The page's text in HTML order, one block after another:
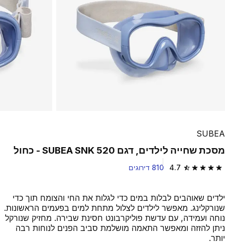
SUBEA
מסכת שחייה לילדים, דגם SUBEA SNK 520 - כחול
4.7 4.7 out of 5 stars from 810 reviews 810 דירוגים
ילדים שאוהבים לבלות במים כדי לגלות את החי והצומח תוך כדי
שנורקלינג. מאפשר לילדים לצלול מתחת למים בפעמים הראשונות.
נוחה ועמידה, עם עדשת פוליקרבונט חסינת שבירה. מחזיק שנורקל
ניתן להזזה ומאפשר התאמה מושלמת סביב הפנים לנוחות רבה
יותר.